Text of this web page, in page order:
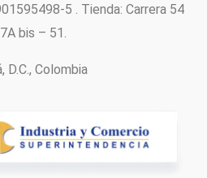
5 . Tienda: Carrera 54
bis – 51.
D.C., Colombia